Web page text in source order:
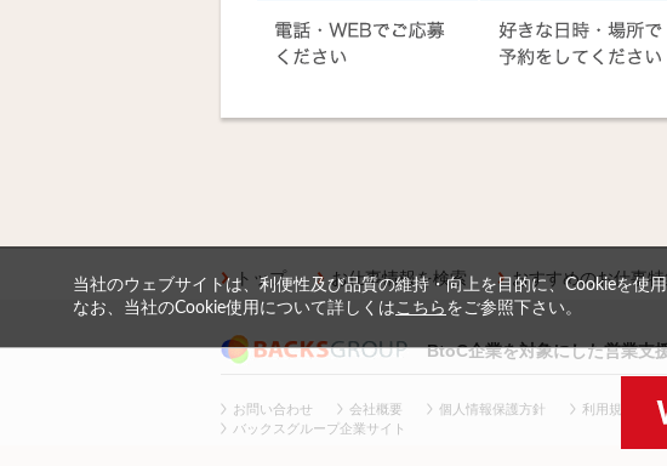
トップ お仕事情報を検索 おすすめのお仕事特
BtoC企業を対象にした営業支
お問い合わせ 会社概要 個人情報保護方針
利用規約等
バックスグループ企業サイト
当社のウェブサイトは、利便性及び品質の維持・向上を目的に、Cookieを使
なお、当社のCookie使用について詳しくは こちら をご参照下さい。